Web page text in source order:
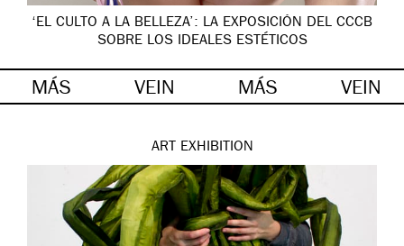
‘EL CULTO A LA BELLEZA’: LA EXPOSICIÓN DEL CCCB
SOBRE LOS IDEALES ESTÉTICOS
MÁS VEIN MÁS VEIN
ART EXHIBITION